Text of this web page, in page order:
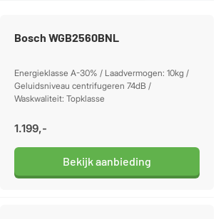
Bosch WGB2560BNL
Energieklasse A-30% / Laadvermogen: 10kg /
Geluidsniveau centrifugeren 74dB /
Waskwaliteit: Topklasse
1.199,-
Bekijk aanbieding